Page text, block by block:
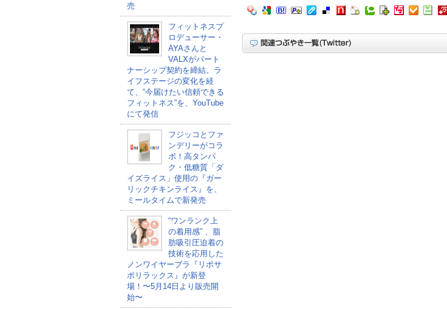
売
フィットネスプ
ロデューサー・
AYAさんと
VALXがパート
ナーシップ契約を締結。ラ
イフステージの変化を経
て、“今届けたい信頼できる
フィットネス”を、YouTube
にて発信
フジッコとファ
ンデリーがコラ
ボ！高タンパ
ク・低糖質「ダ
イズライス」使用の『ガー
リックチキンライス』を、
ミールタイムで新発売
“ワンランク上
の着用感” 、脂
肪吸引圧迫着の
技術を応用した
ノンワイヤーブラ『リポサ
ポリラックス』が新登
場！〜5月14日より販売開
始〜